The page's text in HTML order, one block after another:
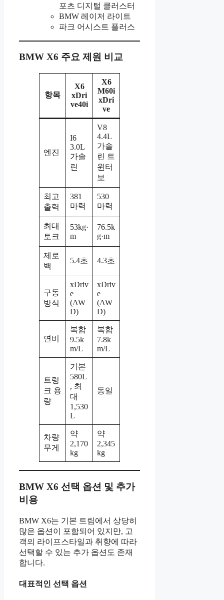
포츠 디지털 클러스터
BMW 레이저 라이트
파크 어시스트 플러스
BMW X6 주요 제원 비교
항목
X6
xDri
ve40i
X6
M60i
xDri
ve
엔진
I6
3.0L
가솔
린
V8
4.4L
가솔
린 트
윈터
보
최고
출력
381
마력
530
마력
최대
토크
53kg·
m
76.5k
g·m
제로
백
5.4초 4.3초
구동
방식
xDriv
e
(AW
D)
xDriv
e
(AW
D)
연비
복합
9.5k
m/L
복합
7.8k
m/L
트렁
크 용
량
기본
580L
, 최
대
1,530
L
동일
차량
무게
약
2,170
kg
약
2,345
kg
BMW X6 선택 옵션 및 추가
비용
BMW X6는 기본 트림에서 상당히
많은 옵션이 포함되어 있지만, 고
객의 라이프스타일과 취향에 따라
선택할 수 있는 추가 옵션도 존재
합니다.
대표적인 선택 옵션